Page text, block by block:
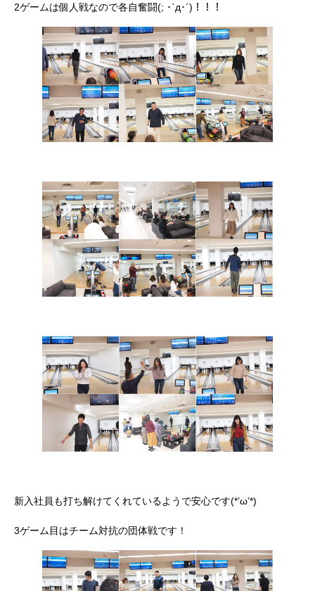
2ゲームは個人戦なので各自奮闘(; ･`д･´)！！！
新入社員も打ち解けてくれているようで安心です(*’ω’*)
3ゲーム目はチーム対抗の団体戦です！